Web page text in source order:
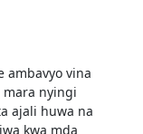
ambavyo vina
nyingi
ajali huwa na
kwa mda